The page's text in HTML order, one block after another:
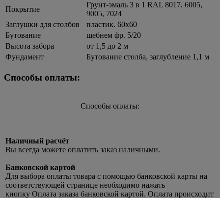
Покрытие
Грунт-эмаль 3 в 1 RAL 8017, 6005,
9005, 7024
Заглушки для столбов
пластик. 60х60
Бутование
щебнем фр. 5/20
Высота забора
от 1,5 до 2 м
Фундамент
Бутование столба, заглубление 1,1 м
Способы оплаты:
Способы оплаты:
Наличный расчёт
Вы всегда можете оплатить заказ наличными.
Банковской картой
Для выбора оплаты товара с помощью банковской карты на
соответствующей странице необходимо нажать
кнопку Оплата заказа банковской картой. Оплата происходит